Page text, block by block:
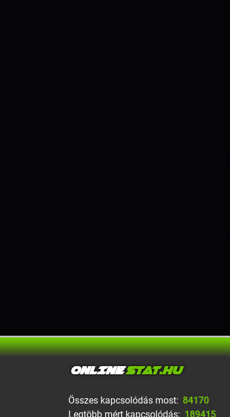
ONLINESTAT.HU
Összes kapcsolódás most: 84170
Legtöbb mért kapcsolódás: 189415